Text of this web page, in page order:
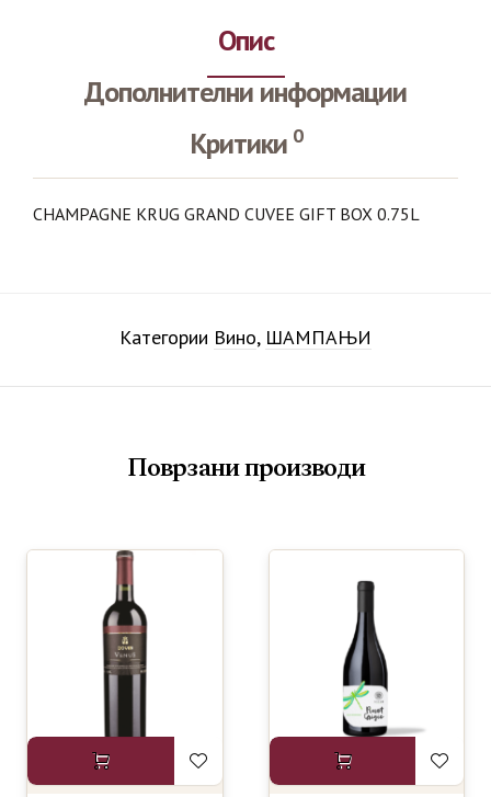
Опис
Дополнителни информации
Критики 0
CHAMPAGNE KRUG GRAND CUVEE GIFT BOX 0.75L
Категории Вино, ШАМПАЊИ
Поврзани производи